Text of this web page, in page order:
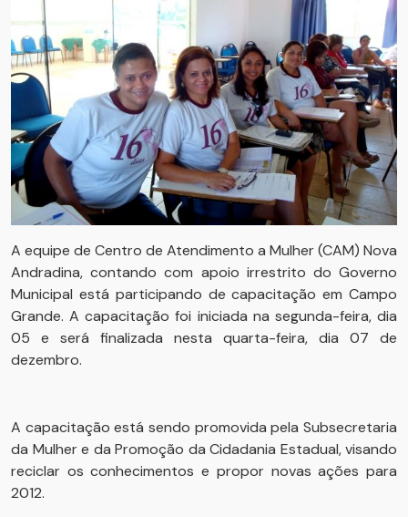
A equipe de Centro de Atendimento a Mulher (CAM) Nova
Andradina, contando com apoio irrestrito do Governo
Municipal está participando de capacitação em Campo
Grande. A capacitação foi iniciada na segunda-feira, dia
05 e será finalizada nesta quarta-feira, dia 07 de
dezembro.
A capacitação está sendo promovida pela Subsecretaria
da Mulher e da Promoção da Cidadania Estadual, visando
reciclar os conhecimentos e propor novas ações para
2012.